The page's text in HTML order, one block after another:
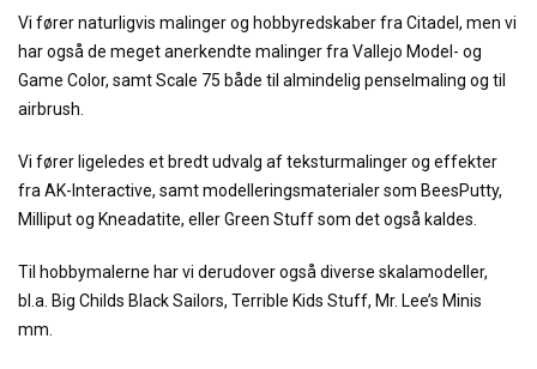
Vi fører naturligvis malinger og hobbyredskaber fra Citadel, men vi
har også de meget anerkendte malinger fra Vallejo Model- og
Game Color, samt Scale 75 både til almindelig penselmaling og til
airbrush.
Vi fører ligeledes et bredt udvalg af teksturmalinger og effekter
fra AK-Interactive, samt modelleringsmaterialer som BeesPutty,
Milliput og Kneadatite, eller Green Stuff som det også kaldes.
Til hobbymalerne har vi derudover også diverse skalamodeller,
bl.a. Big Childs Black Sailors, Terrible Kids Stuff, Mr. Lee’s Minis
mm.